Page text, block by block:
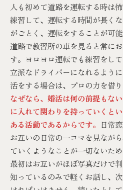
人も初めて道路を運転する時は
練習して、運転する時間が長く
がごとく、運転をすることが可
道路で教習所の車を見ると常に
す。ヨロヨロ運転でも練習をし
立派なドライバーになれるよう
活をする場合は、プロの力を借り
なぜなら、婚活は何の前提もな
に入れて関わりを持っていくと
ある活動であるからです。 日常
お互いの日常の一コマを見なが
ていくようなことが一切ないた
最初はお互いがほぼ写真だけで
知っているのみで軽くお話し、